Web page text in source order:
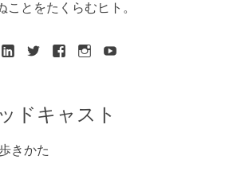
ことをたくらむヒト。
ドキャスト
きかた